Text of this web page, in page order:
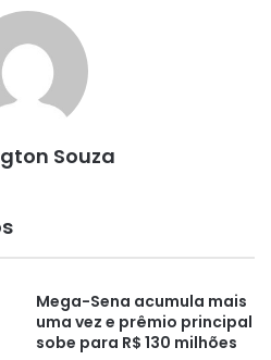
Souza
Mega-Sena acumula mais
uma vez e prêmio principal
sobe para R$ 130 milhões